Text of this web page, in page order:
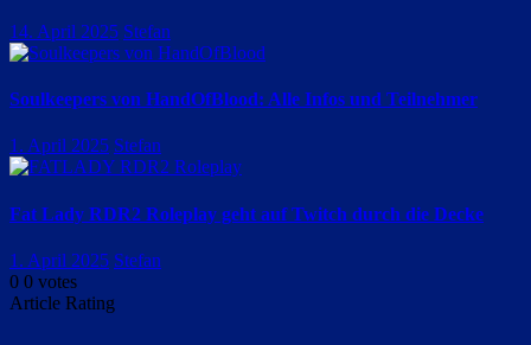
14. April 2025 Stefan
Soulkeepers von HandOfBlood: Alle Infos und Teilnehmer
1. April 2025 Stefan
Fat Lady RDR2 Roleplay geht auf Twitch durch die Decke
1. April 2025 Stefan
0 0 votes
Article Rating